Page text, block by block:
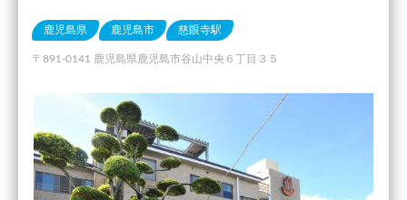
鹿児島県 鹿児島市 慈眼寺駅
〒891-0141 鹿児島県鹿児島市谷山中央６丁目３５